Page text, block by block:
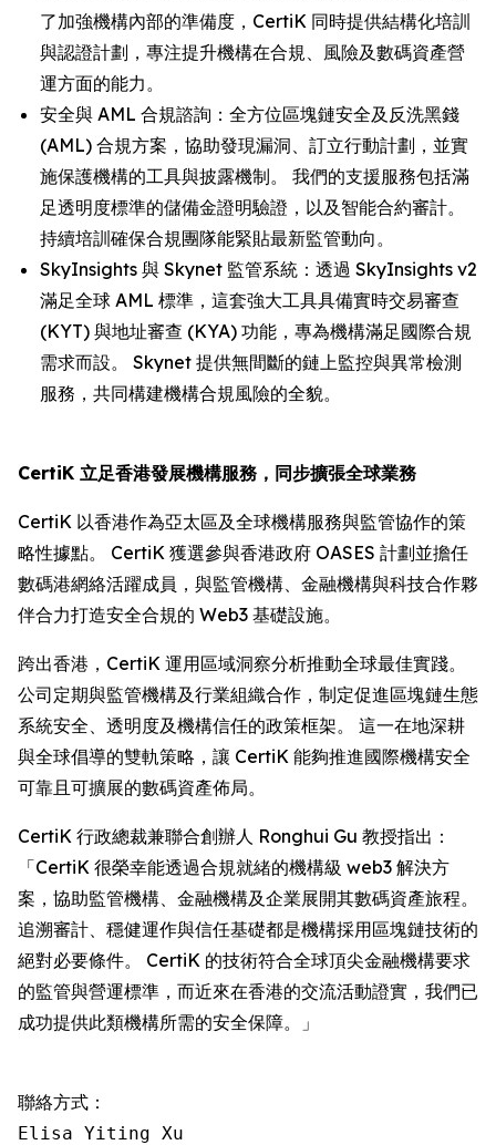
了加強機構內部的準備度，CertiK 同時提供結構化培訓
與認證計劃，專注提升機構在合規、風險及數碼資產營
運方面的能力。
安全與 AML 合規諮詢：全方位區塊鏈安全及反洗黑錢
(AML) 合規方案，協助發現漏洞、訂立行動計劃，並實
施保護機構的工具與披露機制。 我們的支援服務包括滿
足透明度標準的儲備金證明驗證，以及智能合約審計。
持續培訓確保合規團隊能緊貼最新監管動向。
SkyInsights 與 Skynet 監管系統：透過 SkyInsights v2
滿足全球 AML 標準，這套強大工具具備實時交易審查
(KYT) 與地址審查 (KYA) 功能，專為機構滿足國際合規
需求而設。 Skynet 提供無間斷的鏈上監控與異常檢測
服務，共同構建機構合規風險的全貌。
CertiK 立足香港發展機構服務，同步擴張全球業務
CertiK 以香港作為亞太區及全球機構服務與監管協作的策
略性據點。 CertiK 獲選參與香港政府 OASES 計劃並擔任
數碼港網絡活躍成員，與監管機構、金融機構與科技合作夥
伴合力打造安全合規的 Web3 基礎設施。
跨出香港，CertiK 運用區域洞察分析推動全球最佳實踐。
公司定期與監管機構及行業組織合作，制定促進區塊鏈生態
系統安全、透明度及機構信任的政策框架。 這一在地深耕
與全球倡導的雙軌策略，讓 CertiK 能夠推進國際機構安全
可靠且可擴展的數碼資產佈局。
CertiK 行政總裁兼聯合創辦人 Ronghui Gu 教授指出：
「CertiK 很榮幸能透過合規就緒的機構級 web3 解決方
案，協助監管機構、金融機構及企業展開其數碼資產旅程。
追溯審計、穩健運作與信任基礎都是機構採用區塊鏈技術的
絕對必要條件。 CertiK 的技術符合全球頂尖金融機構要求
的監管與營運標準，而近來在香港的交流活動證實，我們已
成功提供此類機構所需的安全保障。」
聯絡方式：
Elisa Yiting Xu